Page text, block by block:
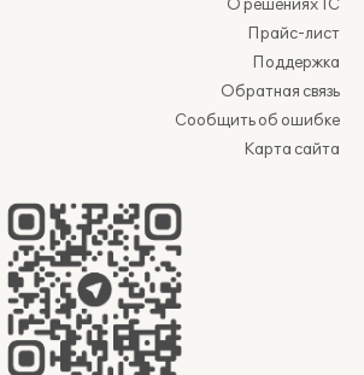
О решениях 1С
Прайс-лист
Поддержка
Обратная связь
Сообщить об ошибке
Карта сайта